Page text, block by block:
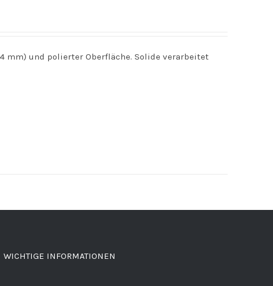
mm) und polierter Oberfläche. Solide verarbeitet
WICHTIGE INFORMATIONEN